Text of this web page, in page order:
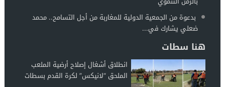
بدعوة من الجمعية الدولية للمغاربة من أجل التسامح.. محمد
ضعلي يشارك في...
هنا سطات
انطلاق أشغال إصلاح أرضية الملعب
الملحق “لانيكس” لكرة القدم بسطات